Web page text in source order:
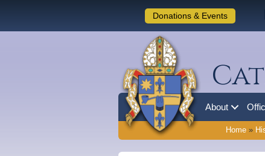
Donations & Events
About
Home »